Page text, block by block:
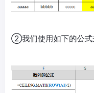
②我们使用如下的公式